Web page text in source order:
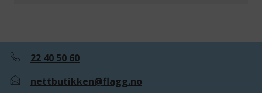
22 40 50 60
nettbutikken@flagg.no